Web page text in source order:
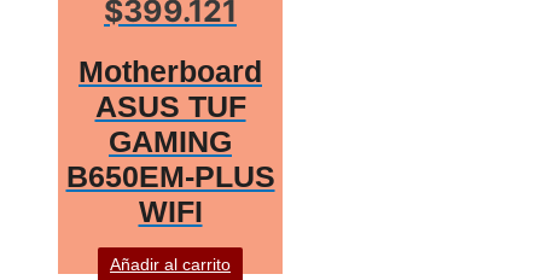
$399.121
Motherboard
ASUS TUF
GAMING
B650EM-PLUS
WIFI
Añadir al carrito